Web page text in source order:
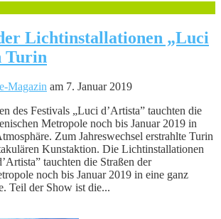
Lichtinstallationen „Luci
Turin
Magazin am 7. Januar 2019
des Festivals „Luci d’Artista” tauchten die
Metropole noch bis Januar 2019 in
Zum Jahreswechsel erstrahlte Turin
Kunstaktion. Die Lichtinstallationen
tauchten die Straßen der
noch bis Januar 2019 in eine ganz
Teil der Show ist die...